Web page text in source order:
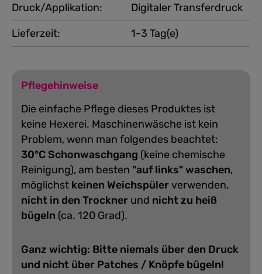
Druck/Applikation:
Digitaler Transferdruck
Lieferzeit:
1-3 Tag(e)
Pflegehinweise
Die einfache Pflege dieses Produktes ist
keine Hexerei. Maschinenwäsche ist kein
Problem, wenn man folgendes beachtet:
30°C Schonwaschgang (keine chemische
Reinigung), am besten "auf links" waschen,
möglichst keinen Weichspülerverwenden,
nicht in den Trockner und nicht zu heiß
bügeln (ca. 120 Grad).
Ganz wichtig: Bitte niemals über den Druck
und nicht über Patches / Knöpfe bügeln!